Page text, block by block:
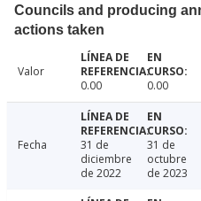
Councils and producing
actions taken
Valor
0.00
0.00
Fecha
31 de
diciembre
de 2022
31 de
octubre
de 2023